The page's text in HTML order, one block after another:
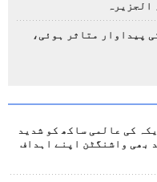
الجزیرہ
پیداوار متاثر ہوئی،
کی عالمی ساکھ کو شدید
بھی واشنگٹن اپنے اہداف